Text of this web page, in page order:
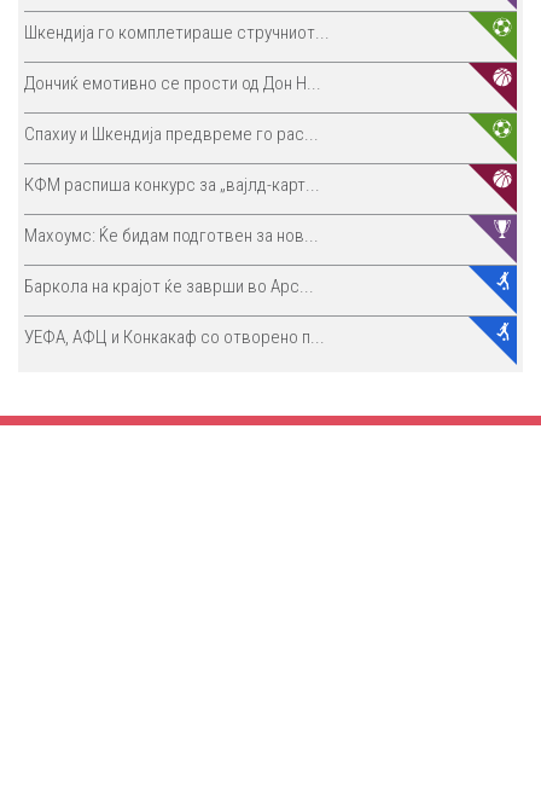
Шкендија го комплетираше стручниот...
Дончиќ емотивно се прости од Дон Н...
Спахиу и Шкендија предвреме го рас...
КФМ распиша конкурс за „вајлд-карт...
Махоумс: Ќе бидам подготвен за нов...
Баркола на крајот ќе заврши во Арс...
УЕФА, АФЦ и Конкакаф со отворено п...